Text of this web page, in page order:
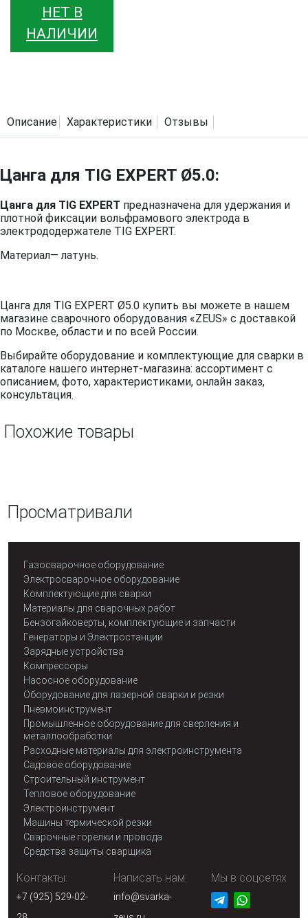
НЕТ В
НАЛИЧИИ
Описание Характеристики Отзывы
Цанга для TIG EXPERT Ø5.0:
Цанга для TIG EXPERT предназначена для удержания и
плотной фиксации вольфрамового электрода в
электрододержателе TIG EXPERT.
Материал— латунь.
Цанга для TIG EXPERT Ø5.0 купить вы можете в нашем
магазине сварочного оборудования «ZEUS» с доставкой
по Москве, области и по всей России.
Выбирайте оборудование и комплектующие для сварки в
каталоге нашего интернет-магазина: ассортимент с
описанием, фото, характеристиками, онлайн заказ,
консультация.
Похожие товары
Просматривали
Газосварочное оборудование
Электросварочное оборудование
Комплектующие для сварки
Материалы для сварочных работ
Бензогайковерты, комплектующие и запчасти
Генераторы и Электростанции
Зарядные устройства
Компрессоры
Насосное оборудование
Оборудование для лазерной сварки и резки
Пневмоинструмент
Промышленное оборудование для сверления и
металлообработки
Расходные материалы для электроинструмента
Садовое оборудование
Строительный инструмент
Тепловое оборудование
Электроинструмент
Машины термической резки
Сварочные горелки и провода
Средства защиты сварщика
Контакты:
+7 (925) 529-02-
Написать нам:
info@svarka-
Мы в соцсетях